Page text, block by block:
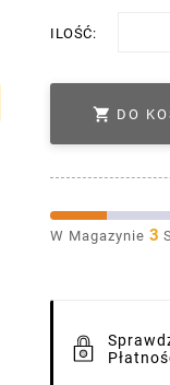
ILOŚĆ:
 DO
W Magazynie 3